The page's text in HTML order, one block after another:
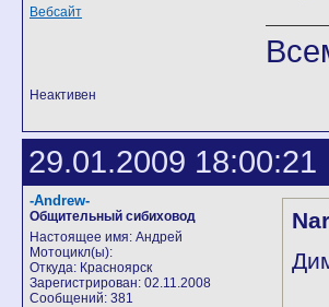
Вебсайт
Неактивен
29.01.2009 18:00:21
-Andrew-
Общительный сибиховод
Настоящее имя: Андрей
Мотоцикл(ы):
Откуда: Красноярск
Зарегистрирован: 02.11.2008
Сообщений: 381